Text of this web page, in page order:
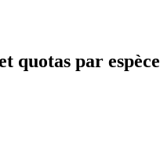
quotas par espèce